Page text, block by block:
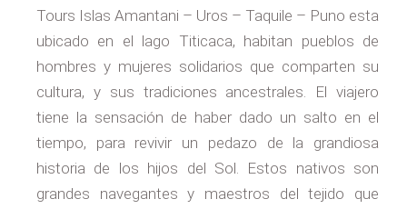
Tours Islas Amantani – Uros – Taquile – Puno esta
ubicado en el lago Titicaca, habitan pueblos de
hombres y mujeres solidarios que comparten su
cultura, y sus tradiciones ancestrales. El viajero
tiene la sensación de haber dado un salto en el
tiempo, para revivir un pedazo de la grandiosa
historia de los hijos del Sol. Estos nativos son
grandes navegantes y maestros del tejido que